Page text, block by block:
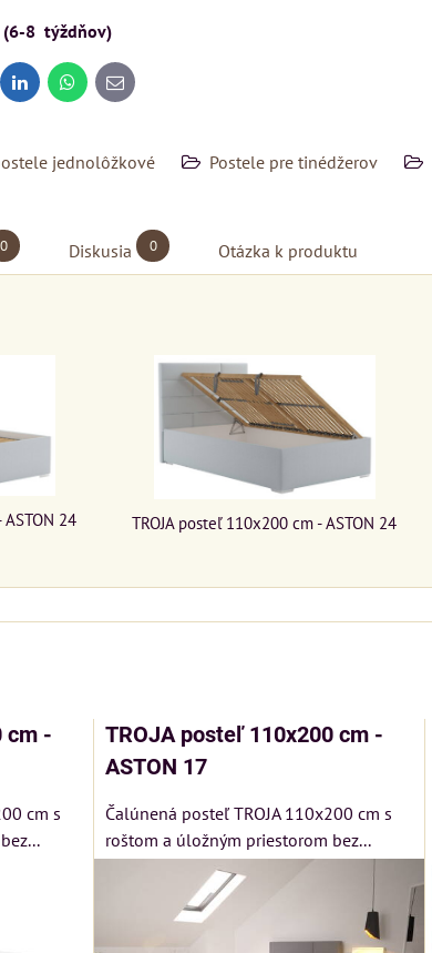
(6-8 týždňov)
LinkedInWhatsApp
E-
mail
jednolôžkové Postele pre tinédžerov
0 Diskusia 0 Otázka k produktu
24 TROJA posteľ 110x200 cm - ASTON 24
cm -
cm s
TROJA posteľ 110x200 cm -
ASTON 17
Čalúnená posteľ TROJA 110x200 cm s
roštom a úložným priestorom bez...